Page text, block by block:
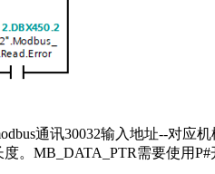
通讯30032输入地址--对应
。MB_DATA_PTR需要使用